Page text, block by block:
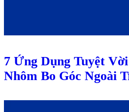
7 Ứng Dụng Tuyệt
Nhôm Bo Góc Ngoài